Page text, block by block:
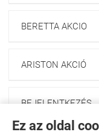
Ez az oldal
BERETTA AKCIO
ARISTON AKCIÓ
BEJELENTKEZÉS